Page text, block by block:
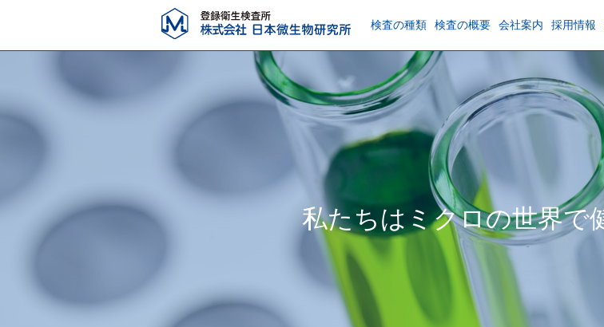
検査の種類 検査の概要 会社案内 採用情報